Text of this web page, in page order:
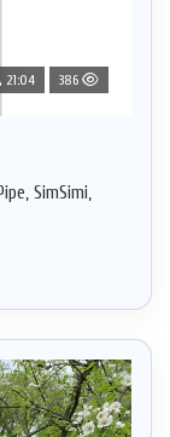
21:04 386
SimSimi,